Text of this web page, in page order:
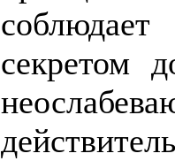
секретом